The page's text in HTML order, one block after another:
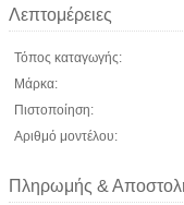
Λεπτομέρειες
Τόπος καταγωγής:
Μάρκα:
Πιστοποίηση:
Αριθμό μοντέλου:
Πληρωμής &